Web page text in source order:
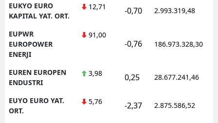
EUKYO EURO
KAPITAL YAT. ORT.
12,71 -0,70 2.993.319,48
EUPWR
EUROPOWER
ENERJI
91,00
-0,76 186.973.328,30
EUREN EUROPEN
ENDUSTRI
3,98 0,25 28.677.241,46
EUYO EURO YAT.
ORT.
5,76 -2,37 2.875.586,52